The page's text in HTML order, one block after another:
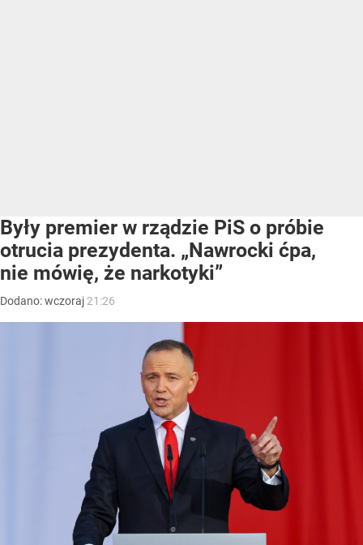
Były premier w rządzie PiS o próbie
otrucia prezydenta. „Nawrocki ćpa,
nie mówię, że narkotyki”
Dodano:wczoraj 21:26